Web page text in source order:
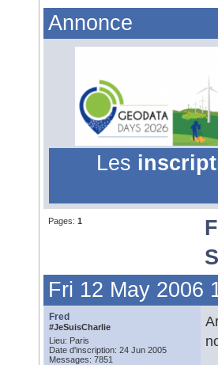
Annonce
Les
Pages: 1
Fri 12 May 2006
Fred
#JeSuisCharlie
Lieu: Paris
Date d'inscription: 24 Jun 2005
Messages: 7851